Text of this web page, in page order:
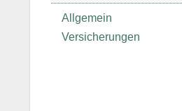
Allgemein
Versicherungen